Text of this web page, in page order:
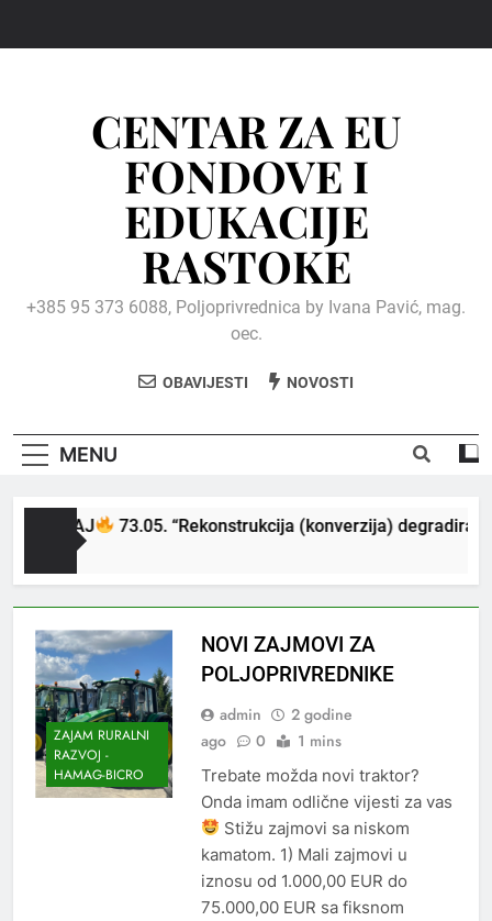
CENTAR ZA EU
FONDOVE I
EDUKACIJE
RASTOKE
+385 95 373 6088, Poljoprivrednica by Ivana Pavić, mag.
oec.
OBAVIJESTI NOVOSTI
MENU
73.05. “Rekonstrukcija (konverzija) degradiranih
ZAJAM RURALNI
RAZVOJ -
HAMAG-BICRO
NOVI ZAJMOVI ZA
POLJOPRIVREDNIKE
admin
2 godine
ago
0 1 mins
Trebate možda novi traktor?
Onda imam odlične vijesti za vas
Stižu zajmovi sa niskom
kamatom. 1) Mali zajmovi u
iznosu od 1.000,00 EUR do
75.000,00 EUR sa fiksnom